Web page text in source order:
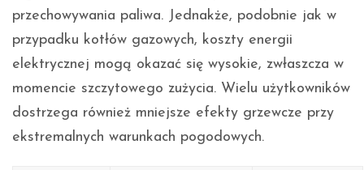
przechowywania paliwa. Jednakże, podobnie jak w
przypadku kotłów gazowych, koszty energii
elektrycznej mogą okazać się wysokie, zwłaszcza w
momencie szczytowego zużycia. Wielu użytkowników
dostrzega również mniejsze efekty grzewcze przy
ekstremalnych warunkach pogodowych.